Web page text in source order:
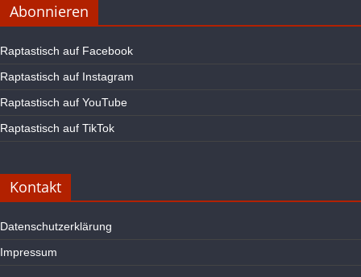
Abonnieren
Raptastisch auf Facebook
Raptastisch auf Instagram
Raptastisch auf YouTube
Raptastisch auf TikTok
Kontakt
Datenschutzerklärung
Impressum